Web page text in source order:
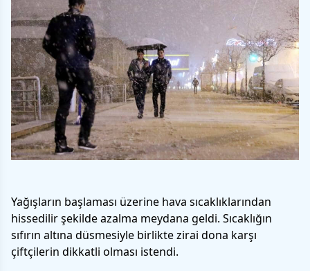
Yağışların başlaması üzerine hava sıcaklıklarından
hissedilir şekilde azalma meydana geldi. Sıcaklığın
sıfırın altına düsmesiyle birlikte zirai dona karşı
çiftçilerin dikkatli olması istendi.